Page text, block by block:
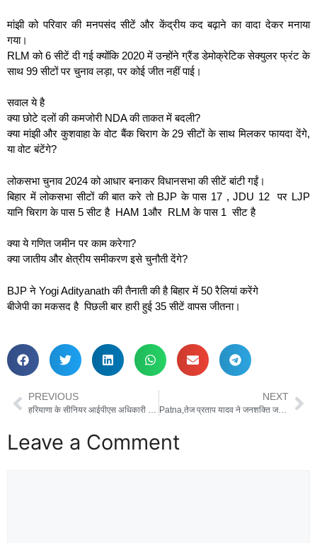
मांझी को परिवार की मनपसंद सीटें और केंद्रीय कद बढ़ाने का वादा देकर मनाया
गया।
RLM को 6 सीटें दी गई क्योंकि 2020 में उन्होंने ग्रैंड डेमोक्रेटिक सेक्युलर फ्रंट के
साथ 99 सीटों पर चुनाव लड़ा, पर कोई जीत नहीं पाई।
सवाल ये है
क्या छोटे दलों की कमजोरी NDA की ताकत में बदली?
क्या मांझी और कुशवाहा के वोट बैंक चिराग के 29 सीटों के साथ मिलकर फायदा देंगे,
या वोट बंटेंगे?
लोकसभा चुनाव 2024 को आधार बनाकर विधानसभा की सीटें बांटी गईं।
बिहार में लोकसभा सीटों की बात करे तो BJP के पास 17 , JDU 12 पर LJP
यानि चिराग के पास 5 सीट है HAM 1और RLM के पास 1 सीट है
क्या ये गणित जमीन पर काम करेगा?
क्या जातीय और क्षेत्रीय समीकरण इसे चुनौती देंगे?
BJP ने Yogi Adityanath की तैनाती की है बिहार में 50 रैलियां करेंगे
बीजेपी का मकसद है पिछली बार हारी हुई 35 सीटें वापस जीतना।
PREVIOUS
हरियाणा के सीनियर आईपीएस अधिकारी वाई पूरन कुमार की आत्महत्या मामले में हो सकती है बड़ी गिरफ्तारियां ?
NEXT
Patna,तेज प्रताप यादव ने जनशक्ति जनता दल के 21 उम्मीदवारों की पहली सूची जारी की
Leave a Comment